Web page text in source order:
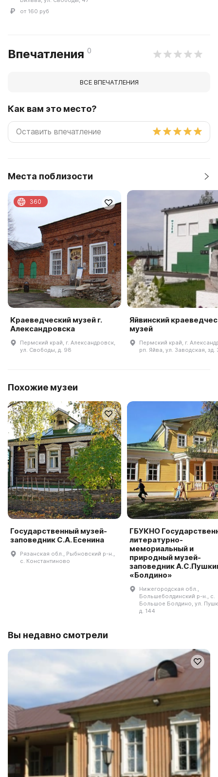
от 160 руб
Впечатления 0
ВСЕ ВПЕЧАТЛЕНИЯ
Как вам это место?
Места поблизости
Краеведческий музей г.
Александровска
Пермский край, г. Александровск,
ул. Свободы, д. 98
360
Яйвинский
музей
Пермский край, г.
рп. Яйва, ул. Заводская, зд.
Похожие музеи
Государственный музей-
заповедник С.А. Есенина
Рязанская обл., Рыбновский р-н.,
с. Константиново
ГБУКНО
литературно-
мемориальный и
природный музей-
заповедник
«Болдино»
Нижегородская обл.,
Большеболдинский р-н., с.
Большое Болдино, ул.
д. 144
Вы недавно смотрели